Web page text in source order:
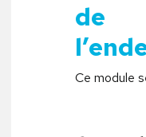
de
Ce module